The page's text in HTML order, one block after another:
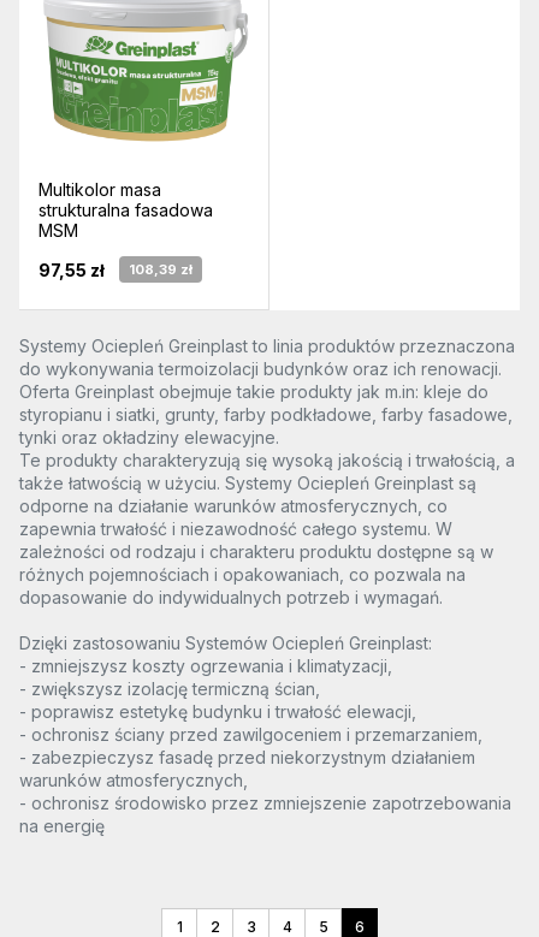
Multikolor masa
strukturalna fasadowa
MSM
97,55 zł
108,39 zł
Systemy Ociepleń Greinplast to linia produktów przeznaczona
do wykonywania termoizolacji budynków oraz ich renowacji.
Oferta Greinplast obejmuje takie produkty jak m.in: kleje do
styropianu i siatki, grunty, farby podkładowe, farby fasadowe,
tynki oraz okładziny elewacyjne.
Te produkty charakteryzują się wysoką jakością i trwałością, a
także łatwością w użyciu. Systemy Ociepleń Greinplast są
odporne na działanie warunków atmosferycznych, co
zapewnia trwałość i niezawodność całego systemu. W
zależności od rodzaju i charakteru produktu dostępne są w
różnych pojemnościach i opakowaniach, co pozwala na
dopasowanie do indywidualnych potrzeb i wymagań.
Dzięki zastosowaniu Systemów Ociepleń Greinplast:
- zmniejszysz koszty ogrzewania i klimatyzacji,
- zwiększysz izolację termiczną ścian,
- poprawisz estetykę budynku i trwałość elewacji,
- ochronisz ściany przed zawilgoceniem i przemarzaniem,
- zabezpieczysz fasadę przed niekorzystnym działaniem
warunków atmosferycznych,
- ochronisz środowisko przez zmniejszenie zapotrzebowania
na energię
1 2 3 4 5 6